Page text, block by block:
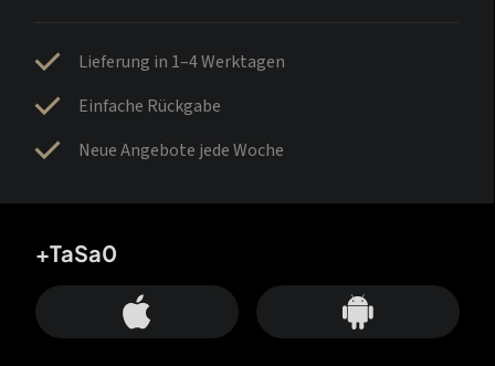
Lieferung in 1–4 Werktagen
Einfache Rückgabe
Neue Angebote jede Woche
+TaSa0